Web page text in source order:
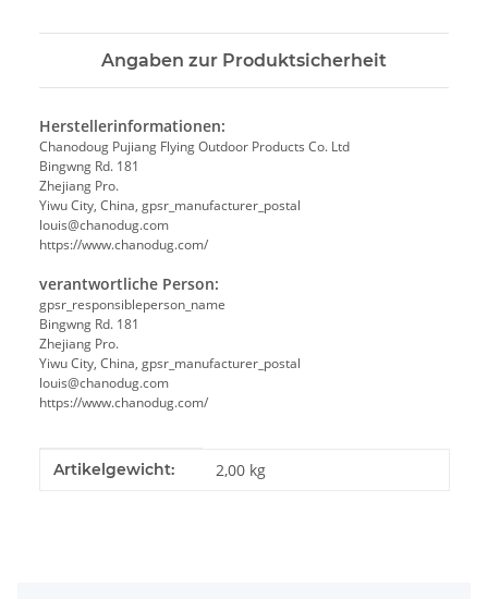
Angaben zur Produktsicherheit
Herstellerinformationen:
Chanodoug Pujiang Flying Outdoor Products Co. Ltd
Bingwng Rd. 181
Zhejiang Pro.
Yiwu City, China, gpsr_manufacturer_postal
louis@chanodug.com
https://www.chanodug.com/
verantwortliche Person:
gpsr_responsibleperson_name
Bingwng Rd. 181
Zhejiang Pro.
Yiwu City, China, gpsr_manufacturer_postal
louis@chanodug.com
https://www.chanodug.com/
Produkteigenschaft
Wert
Artikelgewicht: 2,00 kg